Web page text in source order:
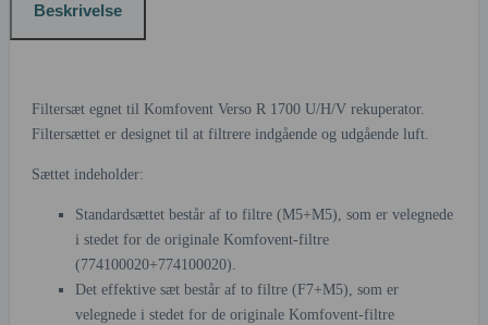
Beskrivelse
Filtersæt egnet til Komfovent Verso R 1700 U/H/V rekuperator.
Filtersættet er designet til at filtrere indgående og udgående luft.
Sættet indeholder:
Standardsættet består af to filtre (M5+M5), som er velegnede
i stedet for de originale Komfovent-filtre
(774100020+774100020).
Det effektive sæt består af to filtre (F7+M5), som er
velegnede i stedet for de originale Komfovent-filtre